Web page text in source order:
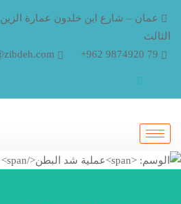
الثالث